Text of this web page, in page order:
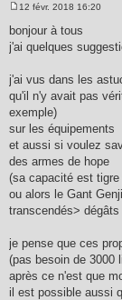
s
s
e
12 févr. 2018 16:20
bonjour à tous
j'ai quelques
j'ai vus dans les
qu'il n'y avait pas
exemple)
sur les équipements
et aussi si voulez
des armes de hope
(sa capacité est tigre
ou alors le Gant
transcendés>
je pense que ces
(pas besoin de 3000
après ce n'est que
il est possible aussi